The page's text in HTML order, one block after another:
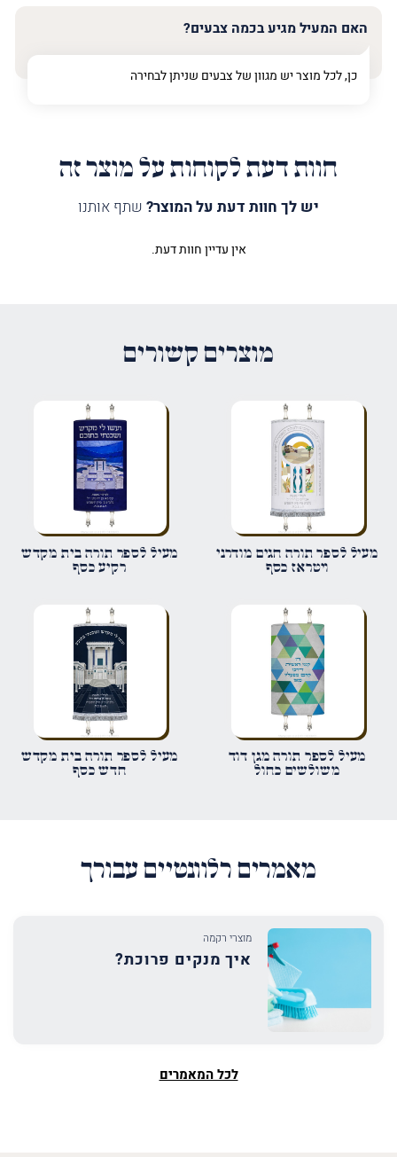
האם המעיל מגיע בכמה צבעים?
כן, לכל מוצר יש מגוון של צבעים שניתן לבחירה
חוות דעת לקוחות על מוצר זה
יש לך חוות דעת על המוצר? שתף אותנו
הביקורת שלך*
שם*
שמור בדפדפן זה את השם, האימייל והאתר שלי לפעם הבאה שאגיב.
אין עדיין חוות דעת.
מוצרים קשורים
מעיל לספר תורה חגים מודרני
ויטראז כסף
מעיל לספר תורה בית מקדש
רקיע כסף
מעיל לספר תורה מגן דוד
משולשים כחול
מעיל לספר תורה בית מקדש
חדש כסף
מאמרים רלוונטיים עבורך
מוצרי רקמה
איך מנקים פרוכת?
לכל המאמרים